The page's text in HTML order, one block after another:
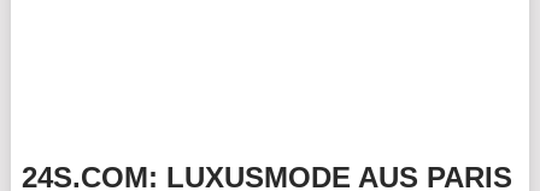
24S.COM: LUXUSMODE AUS PARIS